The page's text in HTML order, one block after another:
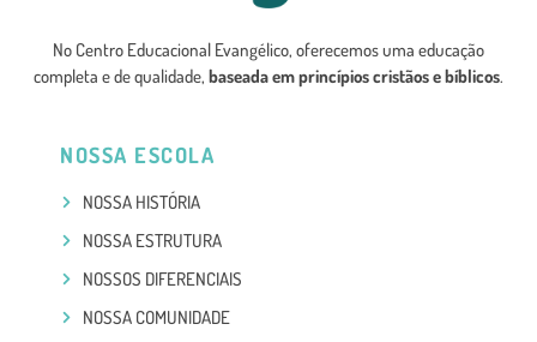
No Centro Educacional Evangélico, oferecemos uma educação
completa e de qualidade, baseada em princípios cristãos e bíblicos.
NOSSA ESCOLA
NOSSA HISTÓRIA
NOSSA ESTRUTURA
NOSSOS DIFERENCIAIS
NOSSA COMUNIDADE